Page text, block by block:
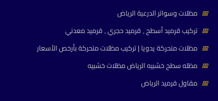
📅 مظلات وسواتر الدرعية الرياض
📅 تركيب قرميد أسطح , قرميد حجري , قرميد معدني
📅 مظلات متحركة يدويا | تركيب مظلات متحركة بأرخص الأسعار
📅 مظله سطح خشبيه الرياض مظلات خشبيه
📅 مقاول قرميد الرياض